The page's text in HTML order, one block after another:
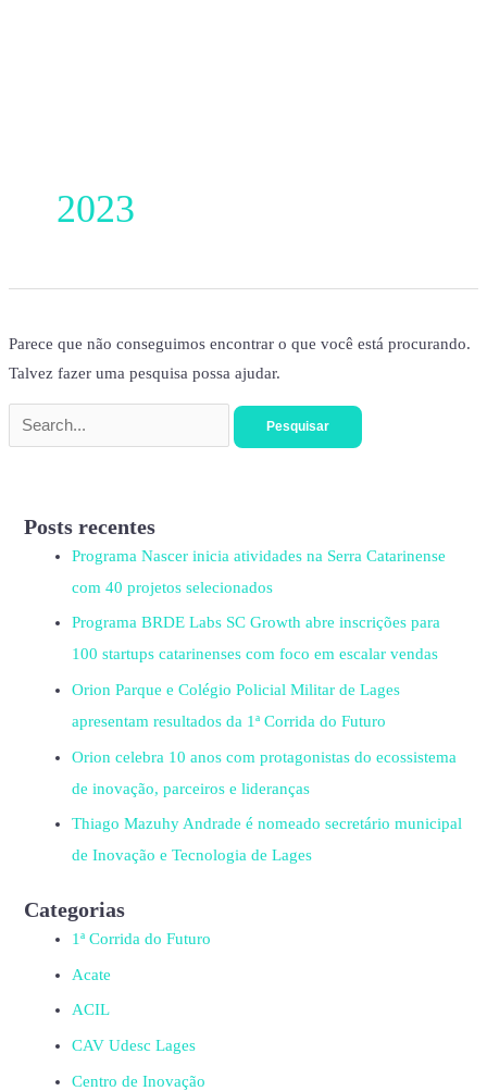
2023
Parece que não conseguimos encontrar o que você está procurando.
Talvez fazer uma pesquisa possa ajudar.
Posts recentes
Programa Nascer inicia atividades na Serra Catarinense
com 40 projetos selecionados
Programa BRDE Labs SC Growth abre inscrições para
100 startups catarinenses com foco em escalar vendas
Orion Parque e Colégio Policial Militar de Lages
apresentam resultados da 1ª Corrida do Futuro
Orion celebra 10 anos com protagonistas do ecossistema
de inovação, parceiros e lideranças
Thiago Mazuhy Andrade é nomeado secretário municipal
de Inovação e Tecnologia de Lages
Categorias
1ª Corrida do Futuro
Acate
ACIL
CAV Udesc Lages
Centro de Inovação